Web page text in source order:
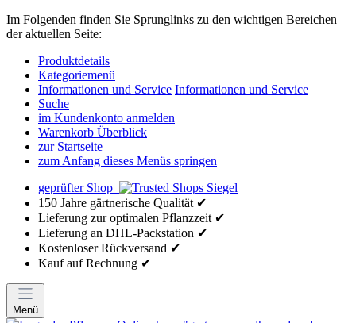
Im Folgenden finden Sie Sprunglinks zu den wichtigen Bereichen
der aktuellen Seite:
Produktdetails
Kategoriemenü
Informationen und Service Informationen und Service
Suche
im Kundenkonto anmelden
Warenkorb Überblick
zur Startseite
zum Anfang dieses Menüs springen
geprüfter Shop
150 Jahre gärtnerische Qualität ✔
Lieferung zur optimalen Pflanzzeit ✔
Lieferung an DHL-Packstation ✔
Kostenloser Rückversand ✔
Kauf auf Rechnung ✔
Menü